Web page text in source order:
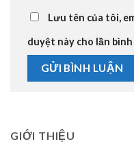
Lưu tên của tôi,
duyệt này cho lần
GIỚI THIỆU